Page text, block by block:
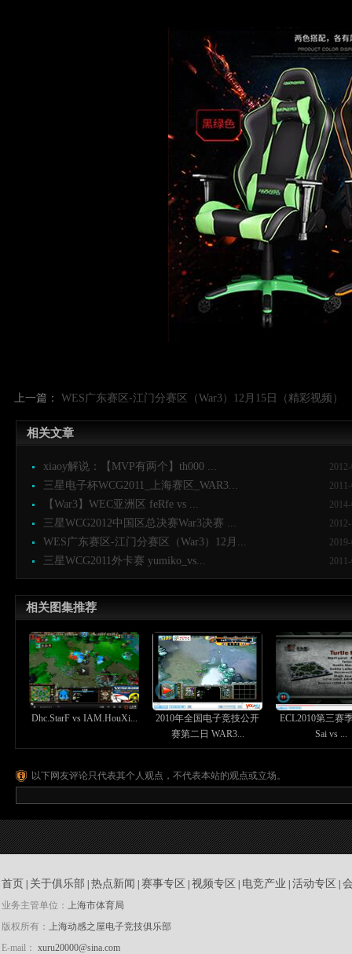
上一篇： WES广东赛区-江门分赛区（War3）12月15日（精彩视频）
相关文章
xiaoy解说：【MVP有两个】th000 ...
三星电子杯WCG2011_上海赛区_WAR3...
【War3】WEC亚洲区 feRfe vs ...
三星WCG2012中国区总决赛War3决赛 ...
WES广东赛区-江门分赛区（War3）12月...
三星WCG2011外卡赛 yumiko_vs...
相关图集推荐
Dhc.StarF vs IAM.HouXi...
2010年全国电子竞技公开
赛第二日 WAR3...
ECL2010第三赛
Sai vs ...
以下网友评论只代表其个人观点，不代表本站的观点或立场。
首页 关于俱乐部 热点新闻 赛事专区 视频专区 电竞产业 活动专区
业务主管单位： 上海市体育局
版权所有： 上海动感之屋电子竞技俱乐部
E-mail： xuru20000@sina.com